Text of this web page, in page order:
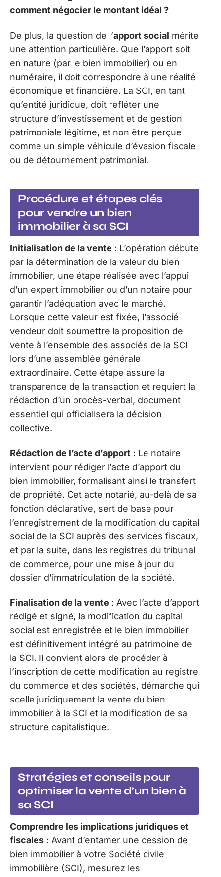
comment négocier le montant idéal ?
De plus, la question de l’apport social mérite
une attention particulière. Que l’apport soit
en nature (par le bien immobilier) ou en
numéraire, il doit correspondre à une réalité
économique et financière. La SCI, en tant
qu’entité juridique, doit refléter une
structure d’investissement et de gestion
patrimoniale légitime, et non être perçue
comme un simple véhicule d’évasion fiscale
ou de détournement patrimonial.
Procédure et étapes clés
pour vendre un bien
immobilier à sa SCI
Initialisation de la vente : L’opération débute
par la détermination de la valeur du bien
immobilier, une étape réalisée avec l’appui
d’un expert immobilier ou d’un notaire pour
garantir l’adéquation avec le marché.
Lorsque cette valeur est fixée, l’associé
vendeur doit soumettre la proposition de
vente à l’ensemble des associés de la SCI
lors d’une assemblée générale
extraordinaire. Cette étape assure la
transparence de la transaction et requiert la
rédaction d’un procès-verbal, document
essentiel qui officialisera la décision
collective.
Rédaction de l’acte d’apport : Le notaire
intervient pour rédiger l’acte d’apport du
bien immobilier, formalisant ainsi le transfert
de propriété. Cet acte notarié, au-delà de sa
fonction déclarative, sert de base pour
l’enregistrement de la modification du capital
social de la SCI auprès des services fiscaux,
et par la suite, dans les registres du tribunal
de commerce, pour une mise à jour du
dossier d’immatriculation de la société.
Finalisation de la vente : Avec l’acte d’apport
rédigé et signé, la modification du capital
social est enregistrée et le bien immobilier
est définitivement intégré au patrimoine de
la SCI. Il convient alors de procéder à
l’inscription de cette modification au registre
du commerce et des sociétés, démarche qui
scelle juridiquement la vente du bien
immobilier à la SCI et la modification de sa
structure capitalistique.
Stratégies et conseils pour
optimiser la vente d’un bien à
sa SCI
Comprendre les implications juridiques et
fiscales : Avant d’entamer une cession de
bien immobilier à votre Société civile
immobilière (SCI), mesurez les